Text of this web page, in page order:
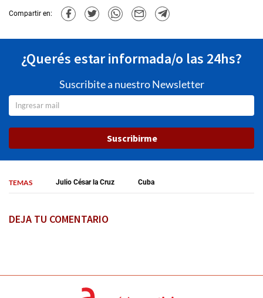
Compartir en:
¿Querés estar informada/o las 24hs?
Suscribite a nuestro Newsletter
Suscribirme
TEMAS Julio César la Cruz Cuba
DEJA TU COMENTARIO